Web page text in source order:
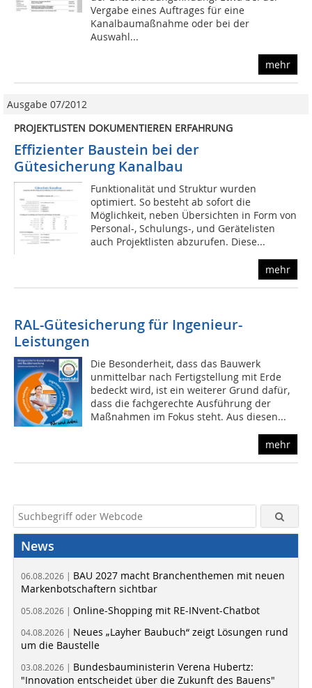
Vergabe eines Auftrages für eine
Kanalbaumaßnahme oder bei der
Auswahl...
mehr
Ausgabe 07/2012
PROJEKTLISTEN DOKUMENTIEREN ERFAHRUNG
Effizienter Baustein bei der
Gütesicherung Kanalbau
Funktionalität und Struktur wurden
optimiert. So besteht ab sofort die
Möglichkeit, neben Übersichten in Form von
Personal-, Schulungs-, und Gerätelisten
auch Projektlisten abzurufen. Diese...
mehr
RAL-Gütesicherung für Ingenieur-
Leistungen
Die Besonderheit, dass das Bauwerk
unmittelbar nach Fertigstellung mit Erde
bedeckt wird, ist ein weiterer Grund dafür,
dass die fachgerechte Ausführung der
Maßnahmen im Fokus steht. Aus diesen...
mehr
News
06.08.2026 | BAU 2027 macht Branchenthemen mit neuen
Markenbotschaftern sichtbar
05.08.2026 | Online-Shopping mit RE-INvent-Chatbot
04.08.2026 | Neues „Layher Baubuch“ zeigt Lösungen rund
um die Baustelle
03.08.2026 | Bundesbauministerin Verena Hubertz:
"Innovation entscheidet über die Zukunft des Bauens"